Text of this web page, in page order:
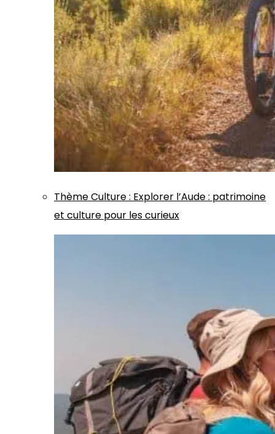
ThèmeCulture: Explorer l’Aude : patrimoine
et culture pour les curieux